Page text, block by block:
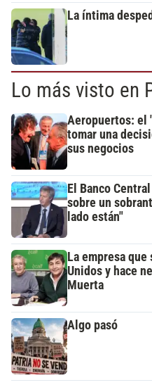
La íntima
Lo más visto en
Aeropuertos: el
tomar una
sus negocios
El Banco
sobre un
lado están"
La empresa
Unidos y hace
Muerta
Algo pasó